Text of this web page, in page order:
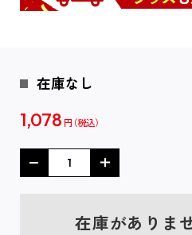
在庫なし
1,078 円
在庫がありま